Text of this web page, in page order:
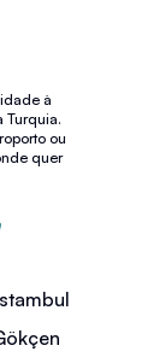
à
Turquia.
ou
quer